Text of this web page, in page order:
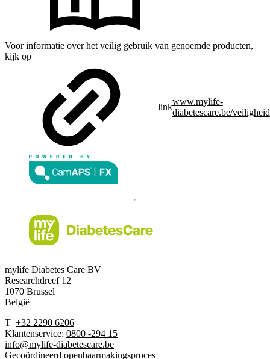
Voor informatie over het veilig gebruik van genoemde producten,
kijk op
link
www.mylife-
diabetescare.be/veiligheid
mylife Diabetes Care BV
Researchdreef 12
1070 Brussel
België
T +32 2290 6206
Klantenservice: 0800 -294 15
info@mylife-diabetescare.be
Gecoördineerd openbaarmakingsproces